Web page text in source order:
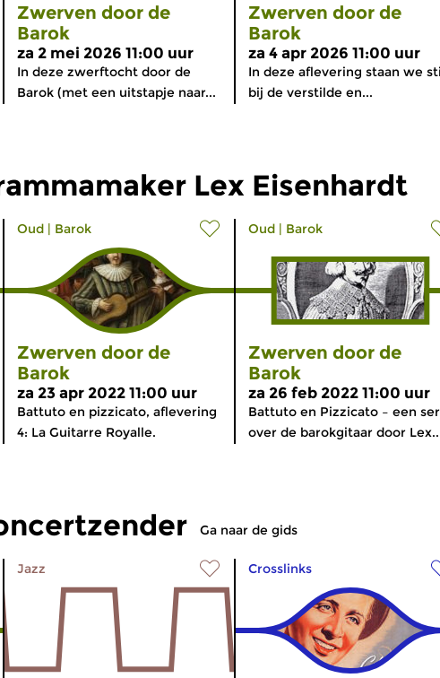
Zwerven door de
Barok
za 2 mei 2026 11:00 uur
In deze zwerftocht door de
Barok (met een uitstapje naar...
Zwerven door de
Barok
za 4 apr 2026 11:00 uur
In deze aflevering staan we
bij de verstilde en...
Lex Eisenhardt
Oud | Barok
Zwerven door de
Barok
za 23 apr 2022 11:00 uur
Battuto en pizzicato, aflevering
4: La Guitarre Royalle.
Oud | Barok
Zwerven door de
Barok
za 26 feb 2022 11:00 uur
Battuto en Pizzicato – een
over de barokgitaar door
Ga naar de gids
Jazz Crosslinks